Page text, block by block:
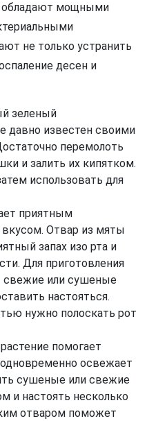
обладают мощными
не только устранить
десен и
зеленый
давно известен своими
перемолоть
и залить их кипятком.
использовать для
приятным
Отвар из мяты
запах изо рта и
Для приготовления
свежие или сушеные
настояться.
нужно полоскать рот
помогает
одновременно освежает
сушеные или свежие
и настоять несколько
отваром поможет